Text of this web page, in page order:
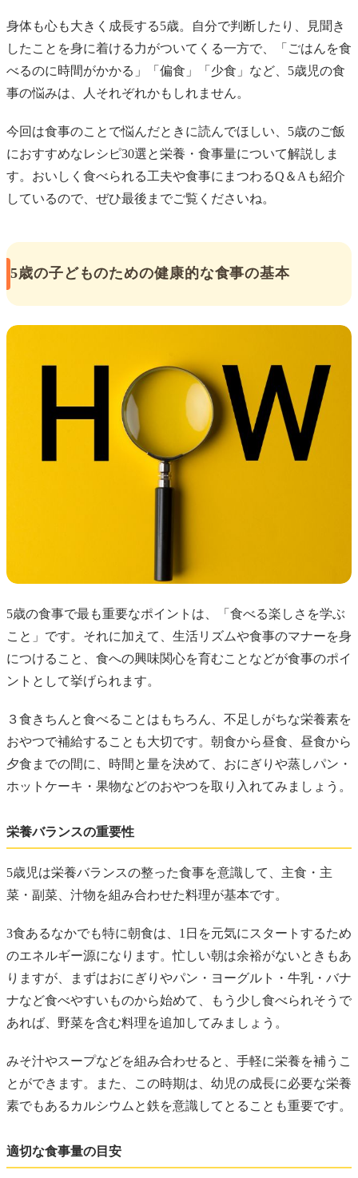
身体も心も大きく成長する5歳。自分で判断したり、見聞き
したことを身に着ける力がついてくる一方で、「ごはんを食
べるのに時間がかかる」「偏食」「少食」など、5歳児の食
事の悩みは、人それぞれかもしれません。
今回は食事のことで悩んだときに読んでほしい、5歳のご飯
におすすめなレシピ30選と栄養・食事量について解説しま
す。おいしく食べられる工夫や食事にまつわるQ＆Aも紹介
しているので、ぜひ最後までご覧くださいね。
5歳の子どものための健康的な食事の基本
5歳の食事で最も重要なポイントは、「食べる楽しさを学ぶ
こと」です。それに加えて、生活リズムや食事のマナーを身
につけること、食への興味関心を育むことなどが食事のポイ
ントとして挙げられます。
３食きちんと食べることはもちろん、不足しがちな栄養素を
おやつで補給することも大切です。朝食から昼食、昼食から
夕食までの間に、時間と量を決めて、おにぎりや蒸しパン・
ホットケーキ・果物などのおやつを取り入れてみましょう。
栄養バランスの重要性
5歳児は栄養バランスの整った食事を意識して、主食・主
菜・副菜、汁物を組み合わせた料理が基本です。
3食あるなかでも特に朝食は、1日を元気にスタートするため
のエネルギー源になります。忙しい朝は余裕がないときもあ
りますが、まずはおにぎりやパン・ヨーグルト・牛乳・バナ
ナなど食べやすいものから始めて、もう少し食べられそうで
あれば、野菜を含む料理を追加してみましょう。
みそ汁やスープなどを組み合わせると、手軽に栄養を補うこ
とができます。また、この時期は、幼児の成長に必要な栄養
素でもあるカルシウムと鉄を意識してとることも重要です。
適切な食事量の目安